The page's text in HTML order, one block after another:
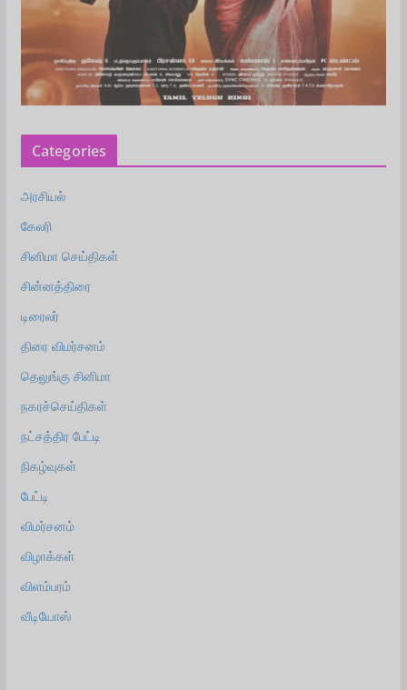
Categories
அரசியல்
கேலரி
சினிமா செய்திகள்
சின்னத்திரை
டிரைலர்
திரை விமர்சனம்
தெலுங்கு சினிமா
நகரச்செய்திகள்
நட்சத்திர பேட்டி
நிகழ்வுகள்
பேட்டி
விமர்சனம்
விழாக்கள்
விளம்பரம்
வீடியோஸ்